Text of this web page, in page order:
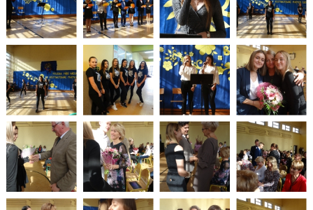
NABÓR LUTY 2026 DLA DOROSŁYCH - ULOTKA
KARTA ZGŁOSZENIA ZAOCZNE - WORD I PDF
REGULAMINY REKRUTACJI SZKOŁY ZAOCZNE - 2026-2027
PLANY ZAJĘĆ - SZKOŁY ZAOCZNE - TERMINARZ ZJAZDÓW 2025/2026
PLATFORMA E-LEARNING